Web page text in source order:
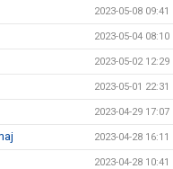
2023-05-08 09:41
2023-05-04 08:10
2023-05-02 12:29
2023-05-01 22:31
2023-04-29 17:07
2023-04-28 16:11
2023-04-28 10:41